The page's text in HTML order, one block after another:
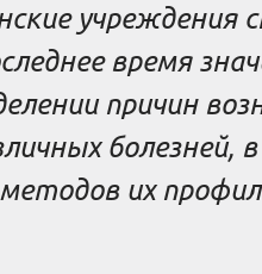
учреждения
время
причин
болезней,
их